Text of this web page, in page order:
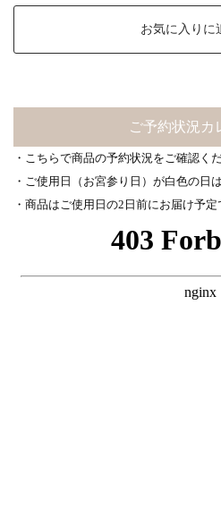
お気に入りに
ご予約状況カ
・こちらで商品の予約状況をご確認くだ
・ご使用日（お宮参り日）が白色の日
・商品はご使用日の2日前にお届け予定